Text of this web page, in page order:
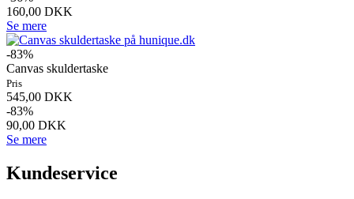
160,00 DKK
Se mere
-83%
Canvas skuldertaske
Pris
545,00 DKK
-83%
90,00 DKK
Se mere
Kundeservice